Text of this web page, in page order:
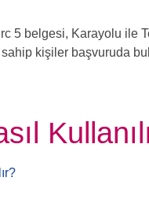
5 belgesi, Karayolu ile
kişiler başvuruda